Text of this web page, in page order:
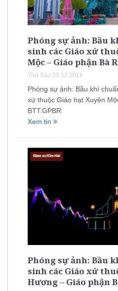
Phóng sự ảnh: Bầu
sinh các Giáo xứ
Mộc – Giáo phận Bà
Thứ Sáu 23.12.2016
Phóng sự ảnh: Bầu khí
xứ thuộc Giáo hạt Xuyên
BTT.GPBR
Xem tin
Phóng sự ảnh: Bầu
sinh các Giáo xứ
Hương – Giáo phận